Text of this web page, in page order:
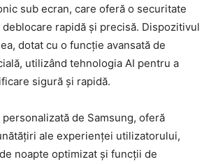
sub ecran, care oferă o securitate
rapidă și precisă. Dispozitivul
dotat cu o funcție avansată de
utilizând tehnologia AI pentru a
sigură și rapidă.
de Samsung, oferă
ale experienței utilizatorului,
noapte optimizat și funcții de